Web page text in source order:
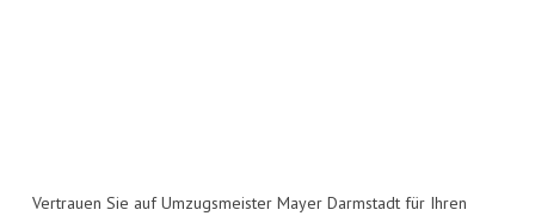
Vertrauen Sie auf Umzugsmeister Mayer Darmstadt für Ihren